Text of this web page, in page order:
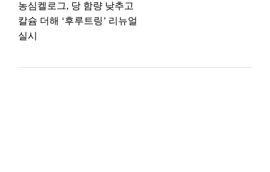
농심켈로그, 당 함량 낮추고
칼슘 더해 ‘후루트링’ 리뉴얼
실시